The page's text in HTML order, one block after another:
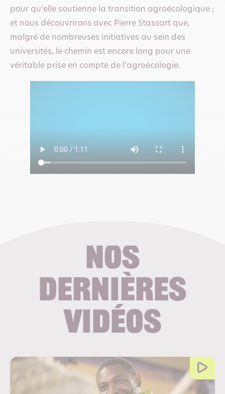
pour qu’elle soutienne la transition agroécologique ;
et nous découvrirons avec Pierre Stassart que,
malgré de nombreuses initiatives au sein des
universités, le chemin est encore long pour une
véritable prise en compte de l’agroécologie.
Nos
dernières
vidéos